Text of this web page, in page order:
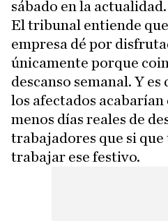
sábado en la actualidad.
El tribunal entiende
empresa dé por
únicamente porque
descanso semanal. Y es
los afectados
menos días reales de
trabajadores que si
trabajar ese festivo.